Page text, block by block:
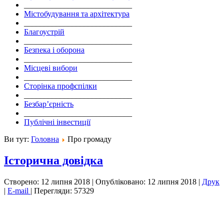
Містобудування та архітектура
Благоустрій
Безпека і оборона
Місцеві вибори
Сторінка профспілки
Безбар’єрність
Публічні інвестиції
Ви тут: Головна Про громаду
Історична довідка
Створено: 12 липня 2018 | Опубліковано: 12 липня 2018 | Друк
| E-mail | Перегляди: 57329